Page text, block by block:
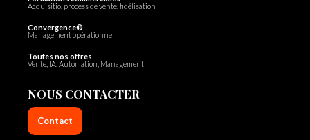
Acquisitio, process de vente, fidélisation
Convergence®
Management opérationnel
Toutes nos offres
Vente, IA, Automation, Management
NOUS CONTACTER
Contact